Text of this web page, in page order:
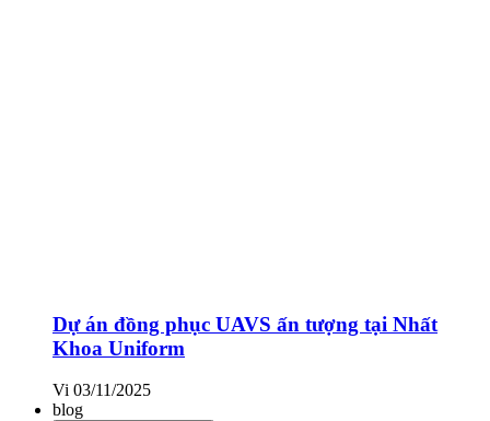
Dự án đồng phục UAVS ấn tượng tại Nhất
Khoa Uniform
Vi 03/11/2025
blog